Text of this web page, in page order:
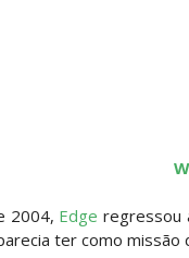
2004, Edge regressou
ter como missão